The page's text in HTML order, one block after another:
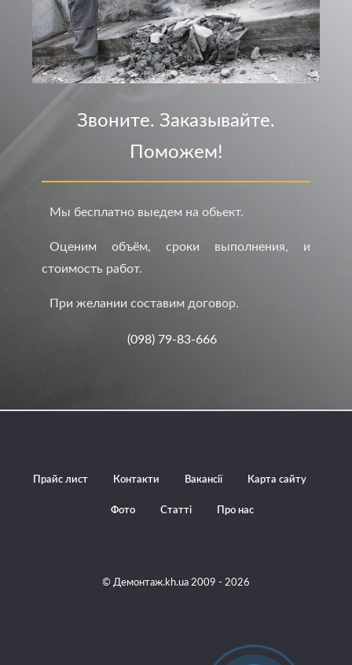
Звоните. Заказывайте.
Поможем!
Мы бесплатно выедем на обьект.
Оценим объём, сроки выполнения, и
стоимость работ.
При желании составим договор.
(098) 79-83-666
Прайс лист Контакти Вакансії Карта сайту
Фото Статті Про нас
© Демонтаж.kh.ua 2009 - 2026